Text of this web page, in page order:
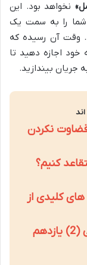
نخواهد بود. این
شما را به سمت یک
وقت آن رسیده که
خود اجازه دهید تا
جریان بیندازید.
نکردن
کنیم؟
کلیدی از
خلاصه کتاب گلبرگ دین و زندگی (2) یازدهم